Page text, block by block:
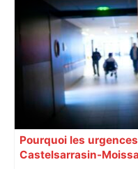
"C'est la reprise des
horrible", plus de 17
ralentissements
jeudi matin, on vous
secteurs à éviter –
Pourquoi les
Castelsarrasin-